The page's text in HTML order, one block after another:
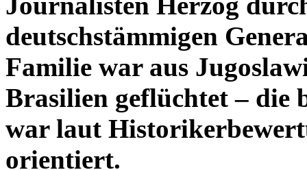
deutschstämmigen
Familie war aus
Brasilien geflüchtet –
war laut
orientiert.